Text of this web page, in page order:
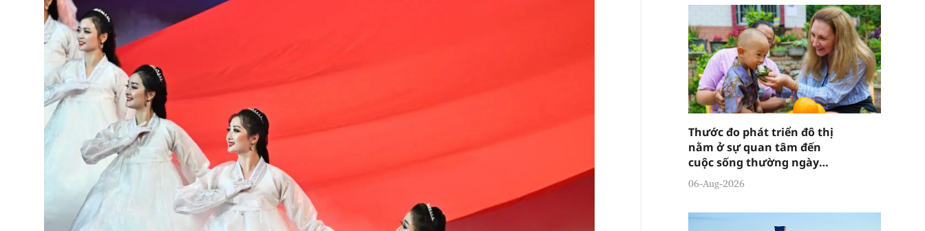
Thước đo phát triển đô thị
nằm ở sự quan tâm đến
cuộc sống thường ngày
của người dân
06-Aug-2026